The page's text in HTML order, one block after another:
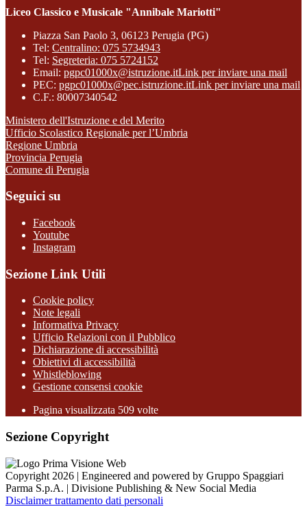
Liceo Classico e Musicale "Annibale Mariotti"
Piazza San Paolo 3, 06123 Perugia (PG)
Tel: Centralino: 075 5734943
Tel: Segreteria: 075 5724152
Email: pgpc01000x@istruzione.itLink per inviare una mail
PEC: pgpc01000x@pec.istruzione.itLink per inviare una mail
C.F.: 80007340542
Ministero dell'Istruzione e del Merito
Ufficio Scolastico Regionale per l’Umbria
Regione Umbria
Provincia Perugia
Comune di Perugia
Seguici su
Facebook
Youtube
Instagram
Sezione Link Utili
Cookie policy
Note legali
Informativa Privacy
Ufficio Relazioni con il Pubblico
Dichiarazione di accessibilità
Obiettivi di accessibilità
Whistleblowing
Gestione consensi cookie
Pagina visualizzata 509 volte
Sezione Copyright
Copyright 2026 | Engineered and powered by Gruppo Spaggiari
Parma S.p.A. | Divisione Publishing & New Social Media
Disclaimer trattamento dati personali